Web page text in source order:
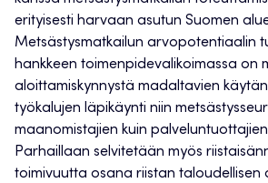
erityisesti harvaan asutun Suomen
Metsästysmatkailun arvopotentiaalin
hankkeen toimenpidevalikoimassa on
aloittamiskynnystä madaltavien
työkalujen läpikäynti niin
maanomistajien kuin
Parhaillaan selvitetään myös
toimivuutta osana riistan taloudellisen